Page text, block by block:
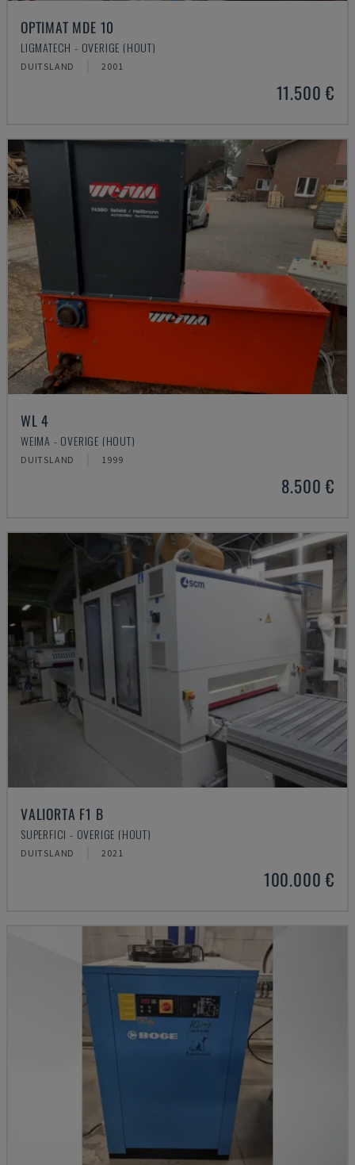
OPTIMAT MDE 10
LIGMATECH - OVERIGE (HOUT)
DUITSLAND 2001
11.500 €
WL 4
WEIMA - OVERIGE (HOUT)
DUITSLAND 1999
8.500 €
VALIORTA F1 B
SUPERFICI - OVERIGE (HOUT)
DUITSLAND 2021
100.000 €